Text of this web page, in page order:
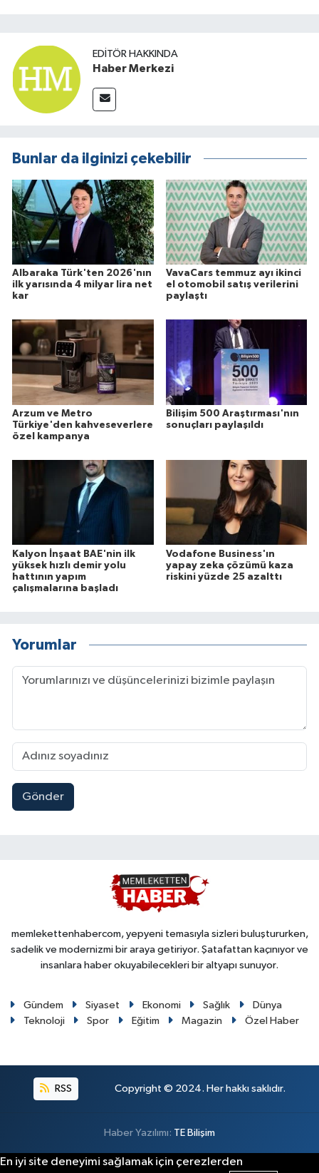
EDITÖR HAKKINDA
Haber Merkezi
Bunlar da ilginizi çekebilir
Albaraka Türk'ten 2026'nın
ilk yarısında 4 milyar lira net
kar
VavaCars temmuz ayı ikinci
el otomobil satış verilerini
paylaştı
Arzum ve Metro
Türkiye'den kahveseverlere
özel kampanya
Bilişim 500 Araştırması'nın
sonuçları paylaşıldı
Kalyon İnşaat BAE'nin ilk
yüksek hızlı demir yolu
hattının yapım
çalışmalarına başladı
Vodafone Business'ın
yapay zeka çözümü kaza
riskini yüzde 25 azalttı
Yorumlar
Gönder
memlekettenhabercom, yepyeni temasıyla sizleri buluştururken,
sadelik ve modernizmi bir araya getiriyor. Şatafattan kaçınıyor ve
insanlara haber okuyabilecekleri bir altyapı sunuyor.
Gündem Siyaset Ekonomi Sağlık
Dünya
Teknoloji
Spor Eğitim Magazin Özel Haber
RSS Copyright © 2024. Her hakkı saklıdır.
Haber Yazılımı: TE Bilişim
En iyi site deneyimi sağlamak için çerezlerden